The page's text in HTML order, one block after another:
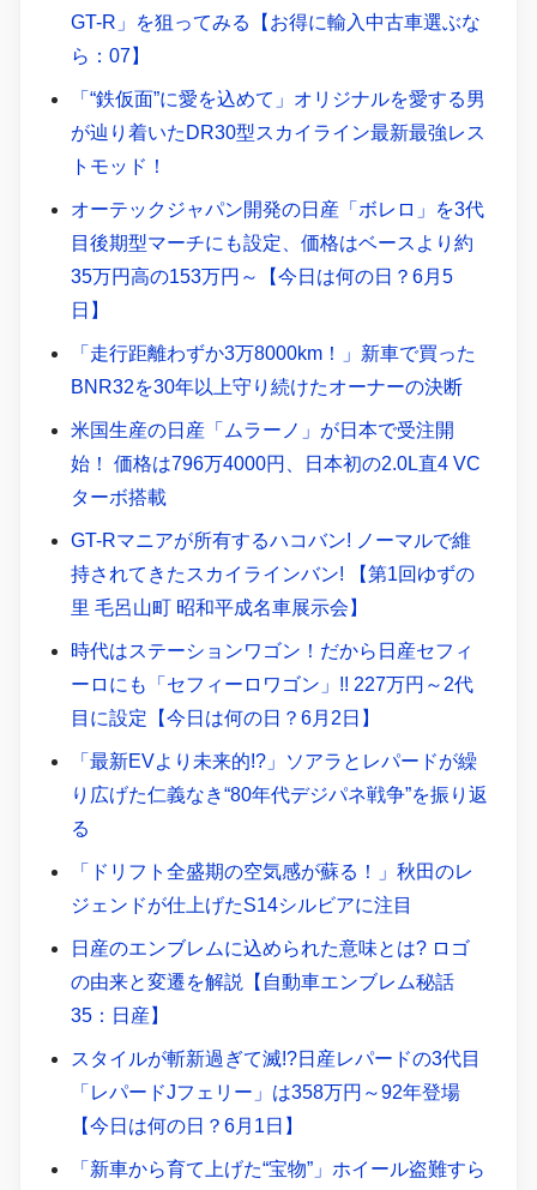
GT-R」を狙ってみる【お得に輸入中古車選ぶな
ら：07】
「“鉄仮面”に愛を込めて」オリジナルを愛する男
が辿り着いたDR30型スカイライン最新最強レス
トモッド！
オーテックジャパン開発の日産「ボレロ」を3代
目後期型マーチにも設定、価格はベースより約
35万円高の153万円～【今日は何の日？6月5
日】
「走行距離わずか3万8000km！」新車で買った
BNR32を30年以上守り続けたオーナーの決断
米国生産の日産「ムラーノ」が日本で受注開
始！ 価格は796万4000円、日本初の2.0L直4 VC
ターボ搭載
GT-Rマニアが所有するハコバン! ノーマルで維
持されてきたスカイラインバン! 【第1回ゆずの
里 毛呂山町 昭和平成名車展示会】
時代はステーションワゴン！だから日産セフィ
ーロにも「セフィーロワゴン」!! 227万円～2代
目に設定【今日は何の日？6月2日】
「最新EVより未来的!?」ソアラとレパードが繰
り広げた仁義なき“80年代デジパネ戦争”を振り返
る
「ドリフト全盛期の空気感が蘇る！」秋田のレ
ジェンドが仕上げたS14シルビアに注目
日産のエンブレムに込められた意味とは? ロゴ
の由来と変遷を解説【自動車エンブレム秘話
35：日産】
スタイルが斬新過ぎて滅!?日産レパードの3代目
「レパードJフェリー」は358万円～92年登場
【今日は何の日？6月1日】
「新車から育て上げた“宝物”」ホイール盗難すら